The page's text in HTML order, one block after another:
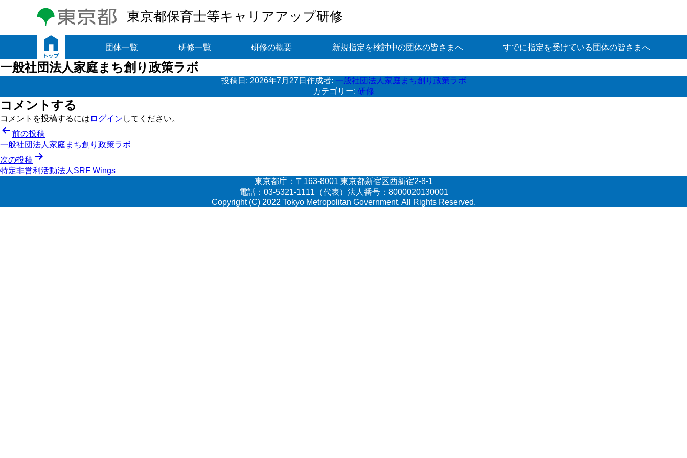
東京都保育士等キャリアアップ研修
団体一覧 研修一覧 研修の概要 新規指定を検討中の団体の皆さまへ すでに指定を受けている団体の皆さまへ
一般社団法人家庭まち創り政策ラボ
投稿日: 2026年7月27日 作成者: 一般社団法人家庭まち創り政策ラボ
カテゴリー: 研修
コメントする
コメントを投稿するには ログイン してください。
投
稿
ナ
ビ
前の投稿
一般社団法人家庭まち創り政策ラボ
次の投稿
特定非営利活動法人SRF Wings
東京都庁：〒163-8001 東京都新宿区西新宿2-8-1
電話：03-5321-1111（代表）法人番号：8000020130001
Copyright (C) 2022 Tokyo Metropolitan Government. All Rights Reserved.